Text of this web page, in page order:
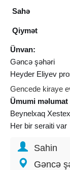
Sahə
Qiymət
Ünvan:
Gəncə şəhəri
Heyder Eliyev
Gencede kiraye
Ümumi məlumat
Beynelxaq
Her bir seraiti var
Sahin
Gəncə